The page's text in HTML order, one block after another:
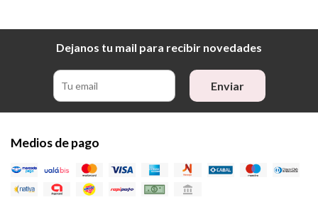
Dejanos tu mail para recibir novedades
Enviar
Medios de pago